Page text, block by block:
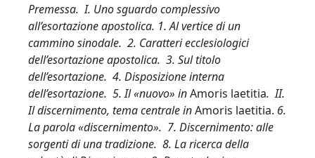
Premessa. I. Uno sguardo complessivo
all’esortazione apostolica. 1. Al vertice di un
cammino sinodale. 2. Caratteri ecclesiologici
dell’esortazione apostolica. 3. Sul titolo
dell’esortazione. 4. Disposizione interna
dell’esortazione. 5. Il «nuovo» inAmoris laetitia. II.
Il discernimento, tema centrale inAmoris laetitia. 6.
La parola «discernimento». 7. Discernimento: alle
sorgenti di una tradizione. 8. La ricerca della